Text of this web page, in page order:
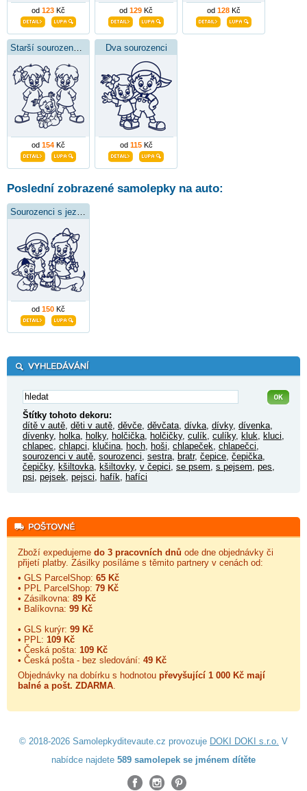
od 123 Kč od 129 Kč od 128 Kč
Starší sourozenci se sestřičkou
od 154 Kč
Dva sourozenci
od 115Kč
Poslední zobrazené samolepky na auto:
Sourozenci s jezevčíkem
od 150 Kč
Štítky tohoto dekoru:
dítě v autě, děti v autě, děvče, děvčata, dívka, dívky, dívenka,
dívenky, holka, holky, holčička, holčičky, culík, culíky, kluk, kluci,
chlapec, chlapci, klučina, hoch, hoši, chlapeček, chlapečci,
sourozenci v autě, sourozenci, sestra, bratr, čepice, čepička,
čepičky, kšiltovka, kšiltovky, v čepici, se psem, s pejsem, pes,
psi, pejsek, pejsci, hafík, hafíci
Zboží expedujeme do 3 pracovních dnů ode dne objednávky či
přijetí platby. Zásilky posíláme s těmito partnery v cenách od:
• GLS ParcelShop: 65 Kč
• PPL ParcelShop: 79 Kč
• Zásilkovna: 89 Kč
• Balíkovna: 99 Kč
• GLS kurýr: 99 Kč
• PPL: 109 Kč
• Česká pošta: 109 Kč
• Česká pošta - bez sledování: 49 Kč
Objednávky na dobírku s hodnotou převyšující 1 000 Kč mají
balné a pošt. ZDARMA.
© 2018-2026 Samolepkyditevaute.cz provozuje DOKI DOKI s.r.o. V
nabídce najdete 589 samolepek se jménem dítěte